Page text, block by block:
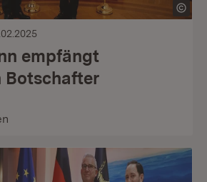
empfängt
Botschafter